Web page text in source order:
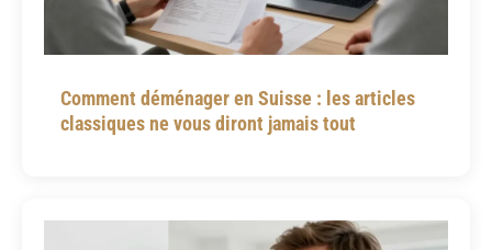
Comment déménager en Suisse : les articles
classiques ne vous diront jamais tout